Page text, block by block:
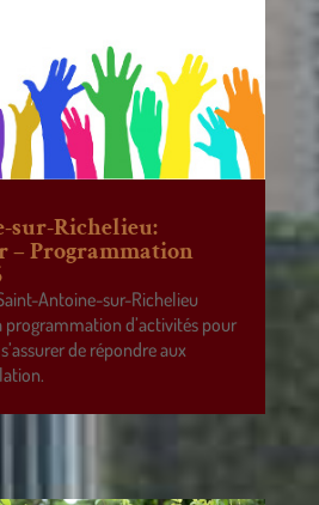
sur-Richelieu:
– Programmation
Antoine-sur-Richelieu
programmation d’activités pour
de répondre aux